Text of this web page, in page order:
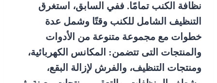
نظافة الكنب تمامًا. ففي السابق، استغرق
التنظيف الشامل للكنب وقتًا وشمل عدة
خطوات مع مجموعة متنوعة من الأدوات
والمنتجات التى تتضمن: المكانس الكهربائية،
ومنتجات التنظيف، والفرش لإزالة البقع،